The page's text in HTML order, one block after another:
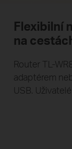
Flexibilní
na
Router TL-
adaptérem
USB. Uživatelé